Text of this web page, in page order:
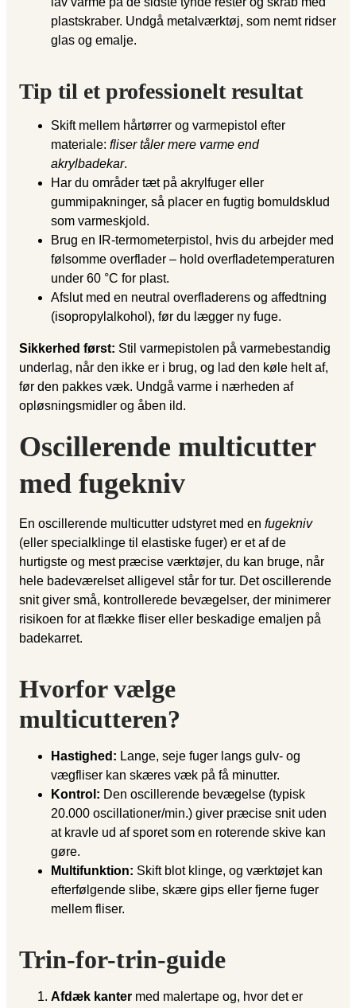
plastskraber. Undgå metalværktøj, som nemt ridser
glas og emalje.
Tip til et professionelt resultat
Skift mellem hårtørrer og varmepistol efter
materiale: fliser tåler mere varme end
akrylbadekar.
Har du områder tæt på akrylfuger eller
gummipakninger, så placer en fugtig bomuldsklud
som varmeskjold.
Brug en IR-termometerpistol, hvis du arbejder med
følsomme overflader – hold overfladetemperaturen
under 60 °C for plast.
Afslut med en neutral overfladerens og affedtning
(isopropylalkohol), før du lægger ny fuge.
Sikkerhed først: Stil varmepistolen på varmebestandig
underlag, når den ikke er i brug, og lad den køle helt af,
før den pakkes væk. Undgå varme i nærheden af
opløsningsmidler og åben ild.
Oscillerende multicutter
med fugekniv
En oscillerende multicutter udstyret med en fugekniv
(eller specialklinge til elastiske fuger) er et af de
hurtigste og mest præcise værktøjer, du kan bruge, når
hele badeværelset alligevel står for tur. Det oscillerende
snit giver små, kontrollerede bevægelser, der minimerer
risikoen for at flække fliser eller beskadige emaljen på
badekarret.
Hvorfor vælge
multicutteren?
Hastighed: Lange, seje fuger langs gulv- og
vægfliser kan skæres væk på få minutter.
Kontrol: Den oscillerende bevægelse (typisk
20.000 oscillationer/min.) giver præcise snit uden
at kravle ud af sporet som en roterende skive kan
gøre.
Multifunktion: Skift blot klinge, og værktøjet kan
efterfølgende slibe, skære gips eller fjerne fuger
mellem fliser.
Trin-for-trin-guide
Afdæk kanter med malertape og, hvor det er